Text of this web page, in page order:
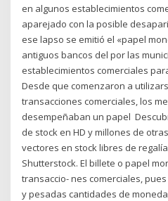
en algunos establecimientos
aparejado con la posible
ese lapso se emitió el «papel
antiguos bancos del por las
establecimientos comerciales
Desde que comenzaron a
transacciones comerciales, los
desempeñaban un papel
de stock en HD y millones de
vectores en stock libres de
Shutterstock. El billete o papel
transaccio- nes comerciales,
y pesadas cantidades de